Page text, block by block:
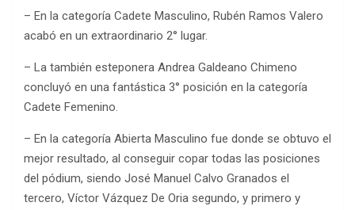
– En la categoría Cadete Masculino, Rubén Ramos Valero
acabó en un extraordinario 2° lugar.
– La también esteponera Andrea Galdeano Chimeno
concluyó en una fantástica 3° posición en la categoría
Cadete Femenino.
– En la categoría Abierta Masculino fue donde se obtuvo el
mejor resultado, al conseguir copar todas las posiciones
del pódium, siendo José Manuel Calvo Granados el
tercero, Víctor Vázquez De Oria segundo, y primero y